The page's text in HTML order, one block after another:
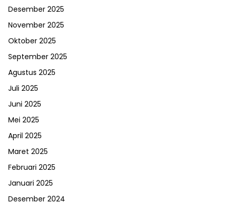
Desember 2025
November 2025
Oktober 2025
September 2025
Agustus 2025
Juli 2025
Juni 2025
Mei 2025
April 2025
Maret 2025
Februari 2025
Januari 2025
Desember 2024